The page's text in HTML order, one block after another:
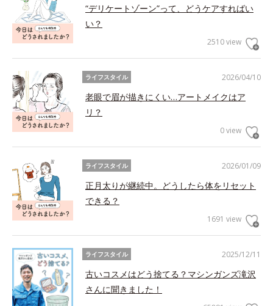
“デリケートゾーン”って、どうケアすればい
い？
2510 view
2026/04/10
ライフスタイル
老眼で眉が描きにくい…アートメイクはア
リ？
0 view
2026/01/09
ライフスタイル
正月太りが継続中。どうしたら体をリセット
できる？
1691 view
2025/12/11
ライフスタイル
古いコスメはどう捨てる？マシンガンズ滝沢
さんに聞きました！